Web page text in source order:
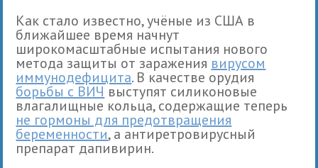
Как стало известно, учёные из США в
ближайшее время начнут
широкомасштабные испытания нового
метода защиты от заражения вирусом
иммунодефицита. В качестве орудия
борьбы с ВИЧ выступят силиконовые
влагалищные кольца, содержащие теперь
не гормоны для предотвращения
беременности, а антиретровирусный
препарат дапивирин.